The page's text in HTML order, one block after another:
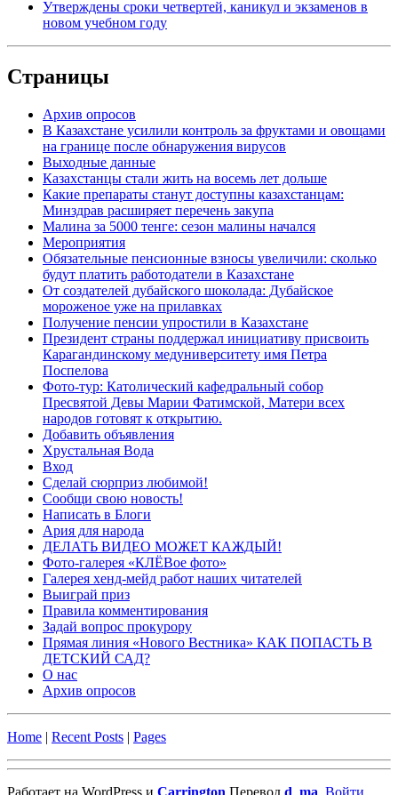
Утверждены сроки четвертей, каникул и экзаменов в
новом учебном году
Страницы
Архив опросов
В Казахстане усилили контроль за фруктами и овощами
на границе после обнаружения вирусов
Выходные данные
Казахстанцы стали жить на восемь лет дольше
Какие препараты станут доступны казахстанцам:
Минздрав расширяет перечень закупа
Малина за 5000 тенге: сезон малины начался
Мероприятия
Обязательные пенсионные взносы увеличили: сколько
будут платить работодатели в Казахстане
От создателей дубайского шоколада: Дубайское
мороженое уже на прилавках
Получение пенсии упростили в Казахстане
Президент страны поддержал инициативу присвоить
Карагандинскому медуниверситету имя Петра
Поспелова
Фото-тур: Католический кафедральный собор
Пресвятой Девы Марии Фатимской, Матери всех
народов готовят к открытию.
Добавить объявления
Хрустальная Вода
Вход
Сделай сюрприз любимой!
Сообщи свою новость!
Написать в Блоги
Ария для народа
ДЕЛАТЬ ВИДЕО МОЖЕТ КАЖДЫЙ!
Фото-галерея «КЛЁВое фото»
Галерея хенд-мейд работ наших читателей
Выиграй приз
Правила комментирования
Задай вопрос прокурору
Прямая линия «Нового Вестника» КАК ПОПАСТЬ В
ДЕТСКИЙ САД?
О нас
Архив опросов
Home | Recent Posts | Pages
Работает на WordPress и Carrington Перевод d_ma Войти